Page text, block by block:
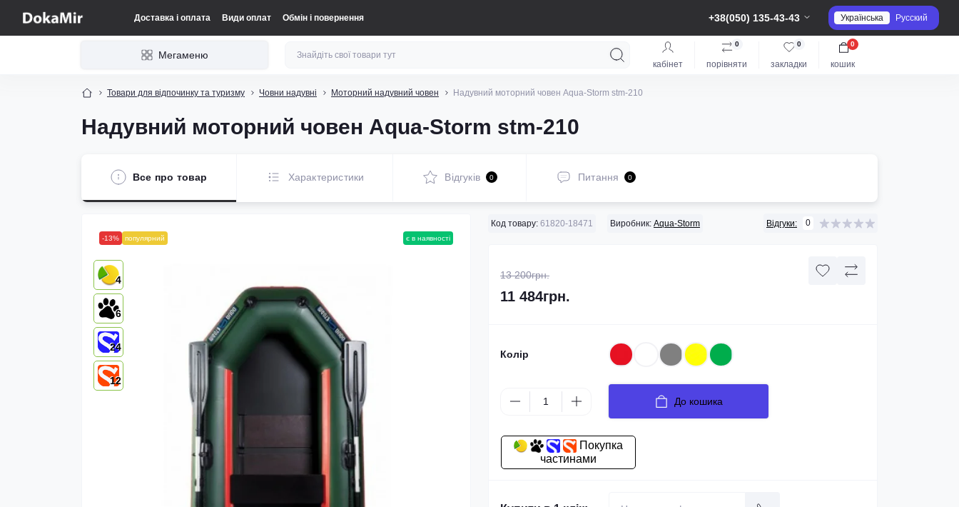
Доставка і оплата Види оплат Обмін і повернення +38(050) 135-43-43 Українська Русский
Мегаменю
кабінет порівняти
0
закладки
0
кошик
0
Товари для відпочинку та туризму Човни надувні Моторний надувний човен Надувний моторний човен Aqua-Storm stm-210
Надувний моторний човен Aqua-Storm stm-210
Все про товар Характеристики Відгуків 0 Питання 0
-13% популярний є в наявності
4
6
24
12
Код товару: 61820-18471 Виробник: Aqua-Storm Відгуки: 0
13 200грн.
11 484грн.
Колір
До кошика
частинами